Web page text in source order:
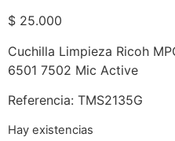
$ 25.000
Cuchilla Limpieza Ricoh
6501 7502 Mic Active
Referencia: TMS2135G
Hay existencias